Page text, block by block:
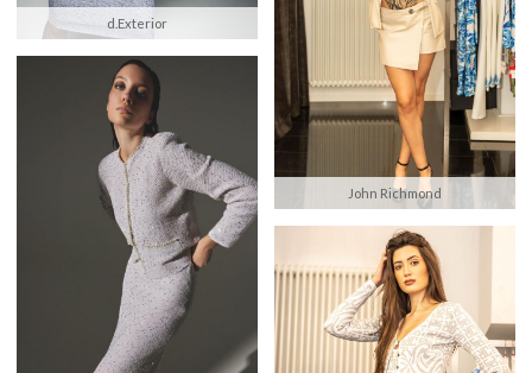
d.Exterior
John Richmond